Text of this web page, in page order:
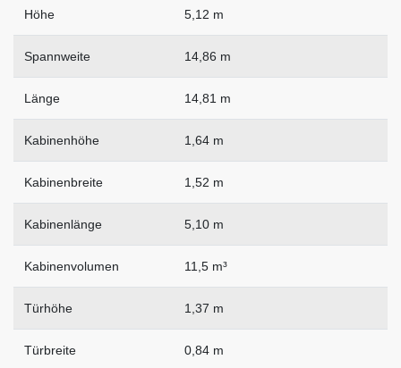
Höhe 5,12 m
Spannweite 14,86 m
Länge 14,81 m
Kabinenhöhe 1,64 m
Kabinenbreite 1,52 m
Kabinenlänge 5,10 m
Kabinenvolumen 11,5 m³
Türhöhe 1,37 m
Türbreite 0,84 m